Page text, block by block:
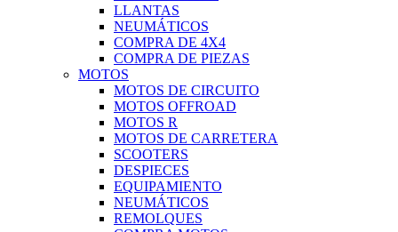
LLANTAS
NEUMÁTICOS
COMPRA DE 4X4
COMPRA DE PIEZAS
MOTOS
MOTOS DE CIRCUITO
MOTOS OFFROAD
MOTOS R
MOTOS DE CARRETERA
SCOOTERS
DESPIECES
EQUIPAMIENTO
NEUMÁTICOS
REMOLQUES